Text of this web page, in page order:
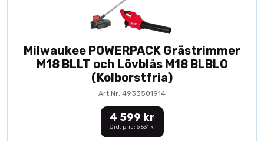
Milwaukee POWERPACK Grästrimmer
M18 BLLT och Lövblås M18 BLBLO
(Kolborstfria)
Art.Nr: 4933501914
4 599 kr
Ord. pris: 6 531 kr